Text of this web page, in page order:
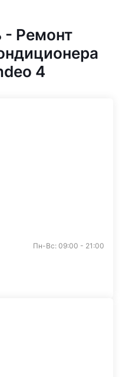
- Ремонт
4
Пн-Вс: 09:00 - 21:00